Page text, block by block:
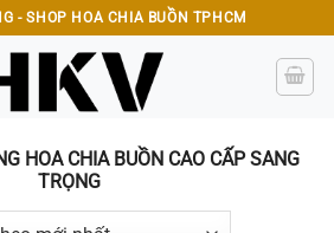
- SHOP HOA CHIA BUỒN TPHCM
HOA CHIA BUỒN CAO CẤP SANG
TRỌNG